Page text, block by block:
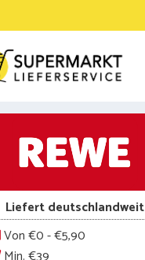
Liefert deutschlandweit
Von €0 - €5,90